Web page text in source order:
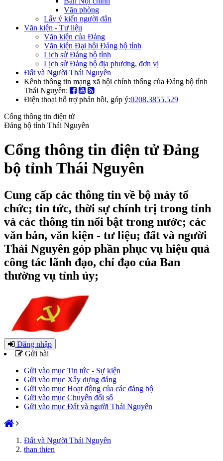
Văn phòng
Lấy ý kiến người dân
Văn kiện - Tư liệu
Văn kiện của Đảng
Văn kiện Đại hội Đảng bộ tỉnh
Lịch sử Đảng bộ tỉnh
Lịch sử Đảng bộ địa phương, đơn vị
Đất và Người Thái Nguyên
Kênh thông tin mạng xã hội chính thống của Đảng bộ tỉnh
Thái Nguyên:
Điện thoại hỗ trợ phản hồi, góp ý:0208.3855.529
Cổng thông tin điện tử
Đảng bộ tỉnh Thái Nguyên
Cổng thông tin điện tử Đảng
bộ tỉnh Thái Nguyên
Cung cấp các thông tin về bộ máy tổ
chức; tin tức, thời sự chính trị trong tỉnh
và các thông tin nổi bật trong nước; các
văn bản, văn kiện - tư liệu; đất và người
Thái Nguyên góp phần phục vụ hiệu quả
công tác lãnh đạo, chỉ đạo của Ban
thường vụ tỉnh ủy;
Đăng nhập
Gửi bài
Gửi vào mục Tin tức - Sự kiện
Gửi vào mục Xây dựng đảng
Gửi vào mục Hoạt động của các đảng bộ
Gửi vào mục Chuyển đổi số
Gửi vào mục Đất và người Thái Nguyên
Đất và Người Thái Nguyên
than thien